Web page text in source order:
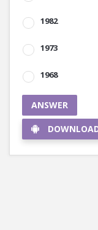
1982
1973
1968
ANSWER